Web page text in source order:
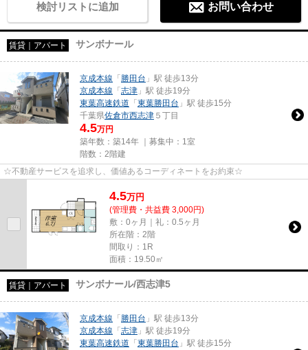
検討リストに追加 お問い合わせ
賃貸｜アパート サンボナール
京成本線 「 勝田台 」駅 徒歩13分
京成本線 「 志津 」駅 徒歩19分
東葉高速鉄道 「 東葉勝田台 」駅 徒歩15分
千葉県佐倉市西志津 ５丁目
4.5万円
築年数：築14年 ｜募集中： 1室
階数：2階建
☆不動産サービスを追求し、価値あるコーディネートをお約束☆
4.5万円
(管理費・共益費 3,000円)
敷：0ヶ月｜礼：0.5ヶ月
所在階：2階
間取り：1R
面積：19.50㎡
賃貸｜アパート サンボナール/西志津5
京成本線 「 勝田台 」駅 徒歩13分
京成本線 「 志津 」駅 徒歩19分
東葉高速鉄道 「 東葉勝田台 」駅 徒歩15分